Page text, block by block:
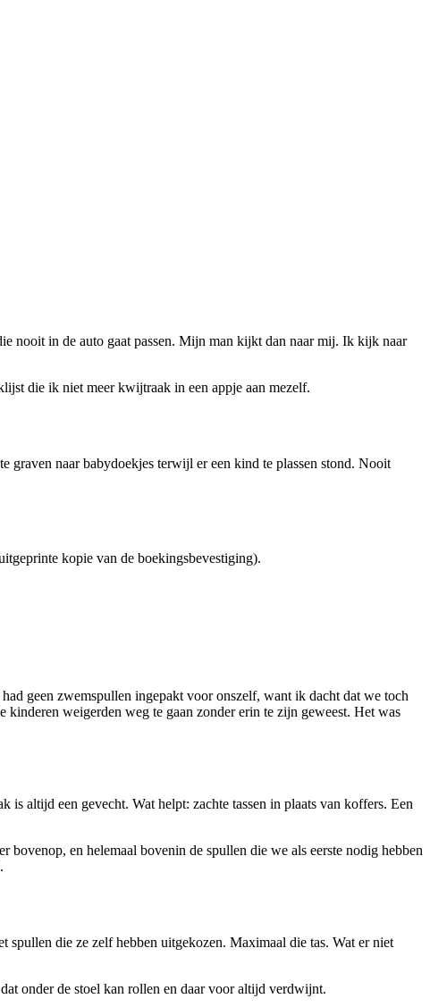
nooit in de auto gaat passen. Mijn man kijkt dan naar mij. Ik kijk naar
die ik niet meer kwijtraak in een appje aan mezelf.
graven naar babydoekjes terwijl er een kind te plassen stond. Nooit
kopie van de boekingsbevestiging).
geen zwemspullen ingepakt voor onszelf, want ik dacht dat we toch
kinderen weigerden weg te gaan zonder erin te zijn geweest. Het was
altijd een gevecht. Wat helpt: zachte tassen in plaats van koffers. Een
en helemaal bovenin de spullen die we als eerste nodig hebben
die ze zelf hebben uitgekozen. Maximaal die tas. Wat er niet
onder de stoel kan rollen en daar voor altijd verdwijnt.